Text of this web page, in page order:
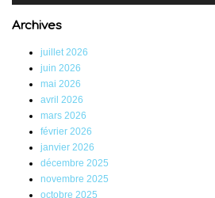
Archives
juillet 2026
juin 2026
mai 2026
avril 2026
mars 2026
février 2026
janvier 2026
décembre 2025
novembre 2025
octobre 2025